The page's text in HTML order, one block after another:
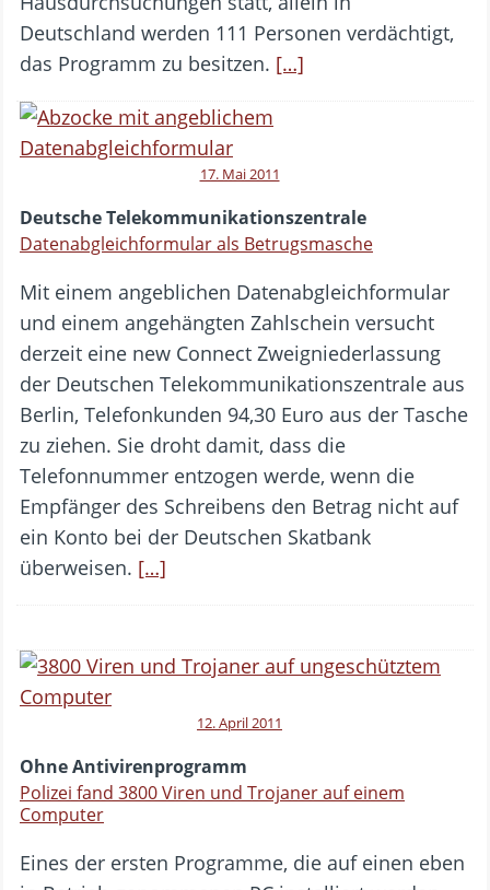
Deutschland werden 111 Personen verdächtigt,
das Programm zu besitzen. […]
17. Mai 2011
Deutsche Telekommunikationszentrale
Datenabgleichformular als Betrugsmasche
Mit einem angeblichen Datenabgleichformular
und einem angehängten Zahlschein versucht
derzeit eine new Connect Zweigniederlassung
der Deutschen Telekommunikationszentrale aus
Berlin, Telefonkunden 94,30 Euro aus der Tasche
zu ziehen. Sie droht damit, dass die
Telefonnummer entzogen werde, wenn die
Empfänger des Schreibens den Betrag nicht auf
ein Konto bei der Deutschen Skatbank
überweisen. […]
12. April 2011
Ohne Antivirenprogramm
Polizei fand 3800 Viren und Trojaner auf einem
Computer
Eines der ersten Programme, die auf einen eben